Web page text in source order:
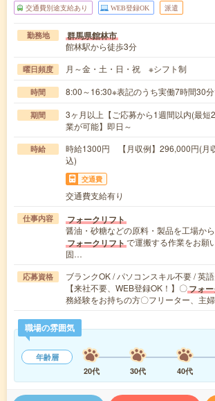
交通費別途支給あり WEB登録OK 派遣
勤務地 群馬県館林市
館林駅から徒歩3分
曜日頻度 月～金・土・日・祝 ※シフト制
時間 8:00～16:30※表記のうち実働7時間30分
期間
3ヶ月以上【ご応募から1週間以内(最短
業が可能】即日～
時給
時給1300円 【月収例】296,000円(月
込)
交通費
交通費支給有り
仕事内容 フォークリフト
醤油・砂糖などの原料・製品を工場か
フォークリフトで運搬する作業をお願
固…
応募資格
ブランクOK / パソコンスキル不要 / 英
【来社不要、WEB登録OK！】〇フォ
務経験をお持ちの方〇フリーター、
職場の雰囲気
年齢層
20代
30代 40代